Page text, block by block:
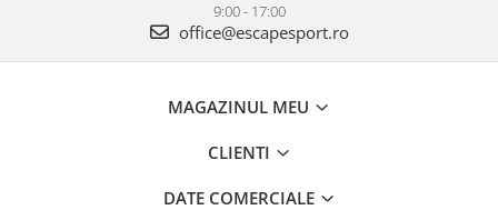
9:00 - 17:00
office@escapesport.ro
MAGAZINUL MEU
CLIENTI
DATE COMERCIALE